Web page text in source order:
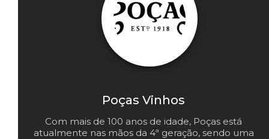
Poças Vinhos
Com mais de 100 anos de idade, Poças está
atualmente nas mãos da 4ª geração, sendo uma